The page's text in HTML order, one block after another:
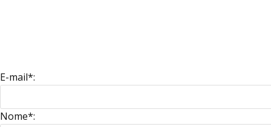
E-mail*:
Nome*: